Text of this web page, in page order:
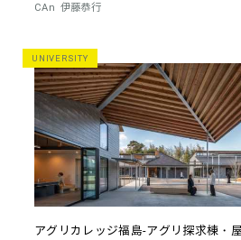
CAn 伊藤恭行
UNIVERSITY
アグリカレッジ福島-アグリ探求棟・